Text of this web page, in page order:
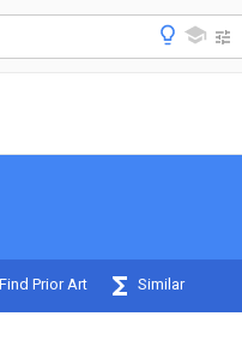
Find Prior Art Similar